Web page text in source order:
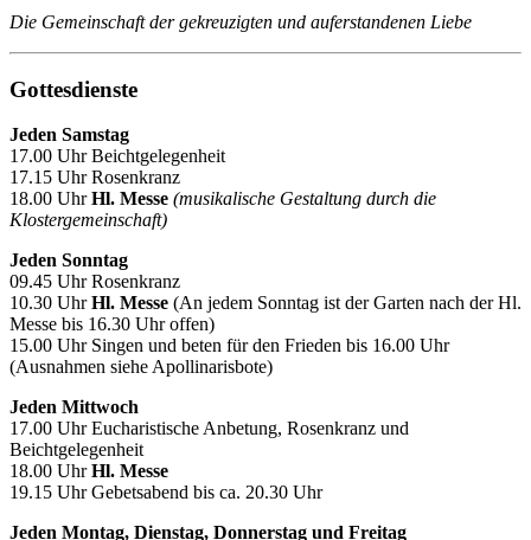
Die Gemeinschaft der gekreuzigten und auferstandenen Liebe
Gottesdienste
Jeden Samstag
17.00 Uhr Beichtgelegenheit
17.15 Uhr Rosenkranz
18.00 UhrHl. Messe (musikalische Gestaltung durch die
Klostergemeinschaft)
Jeden Sonntag
09.45 Uhr Rosenkranz
10.30 UhrHl. Messe (An jedem Sonntag ist der Garten nach der Hl.
Messe bis 16.30 Uhr offen)
15.00 Uhr Singen und beten für den Frieden bis 16.00 Uhr
(Ausnahmen siehe Apollinarisbote)
Jeden Mittwoch
17.00 Uhr Eucharistische Anbetung, Rosenkranz und
Beichtgelegenheit
18.00 UhrHl. Messe
19.15 Uhr Gebetsabend bis ca. 20.30 Uhr
Jeden Montag, Dienstag, Donnerstag und Freitag